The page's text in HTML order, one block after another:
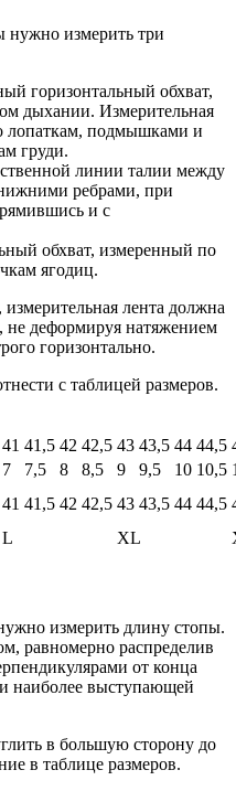
нужно измерить три
горизонтальный обхват,
дыхании. Измерительная
лопаткам, подмышками и
груди.
линии талии между
ребрами, при
и с
обхват, измеренный по
ягодиц.
лента должна
не деформируя натяжением
горизонтально.
с таблицей размеров.
41 41,5 42 42,5 43 43,5 44 44,5
7 7,5 8 8,5 9 9,5 10 10,5
41 41,5 42 42,5 43 43,5 44 44,5
L XL
измерить длину стопы.
равномерно распределив
от конца
наиболее выступающей
в большую сторону до
в таблице размеров.